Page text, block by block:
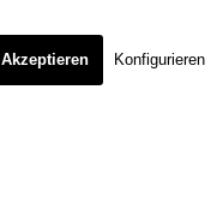
Akzeptieren Konfigurieren